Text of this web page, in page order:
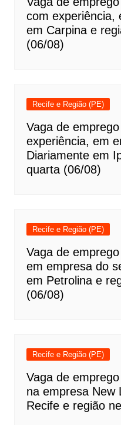
com experiência,
em Carpina e
(06/08)
Recife e Região (PE)
Vaga de
experiência, em
Diariamente em
quarta (06/08)
Recife e Região (PE)
Vaga de
em empresa do
em Petrolina e
(06/08)
Recife e Região (PE)
Vaga de
na empresa New
Recife e região